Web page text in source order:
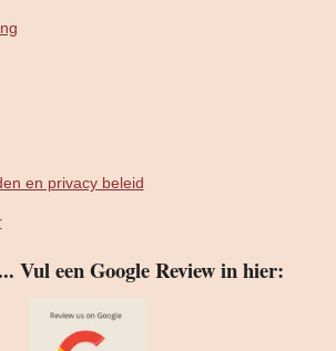
en privacy beleid
Vul een Google Review in hier: